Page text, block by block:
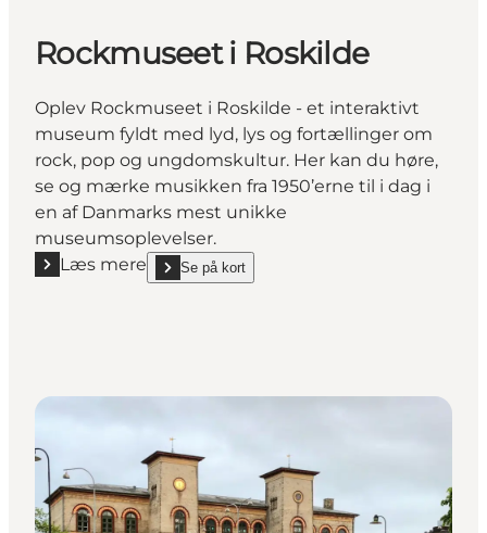
Rockmuseet i Roskilde
Oplev Rockmuseet i Roskilde - et interaktivt
museum fyldt med lyd, lys og fortællinger om
rock, pop og ungdomskultur. Her kan du høre,
se og mærke musikken fra 1950’erne til i dag i
en af Danmarks mest unikke
museumsoplevelser.
Læs mere
Læs mere "Rockmuseet i Roskilde"
Se på kort
show Rockmuseet i Roskilde on_map